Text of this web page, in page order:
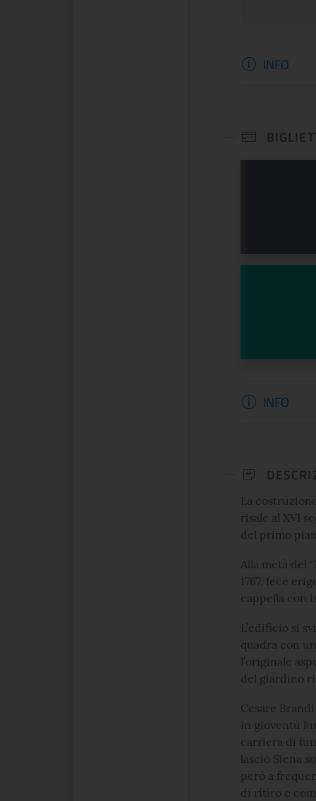
INFO
INFO
La
risale al XVI
del primo
Alla metà del
1767, fece
cappella con
L’edificio si
quadra con
l’originale
del giardino
Cesare
in gioventù
carriera di
lasciò Siena
però a
di ritiro e